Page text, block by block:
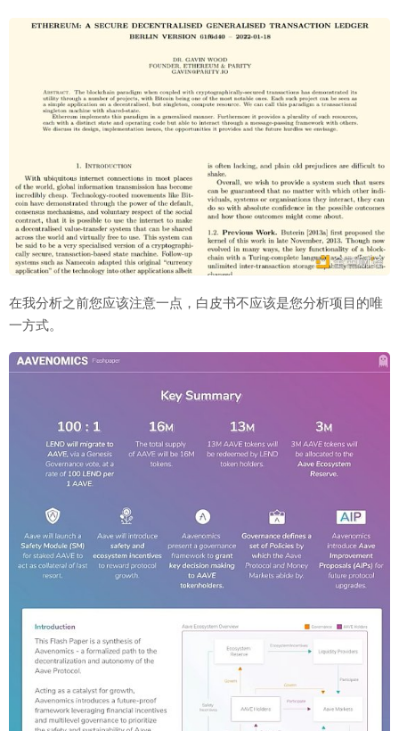
在我分析之前您应该注意一点，白皮书不应该是您分析项目的唯
一方式。